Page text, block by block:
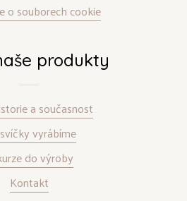
o souborech cookie
produkty
a současnost
vyrábíme
do výroby
Kontakt